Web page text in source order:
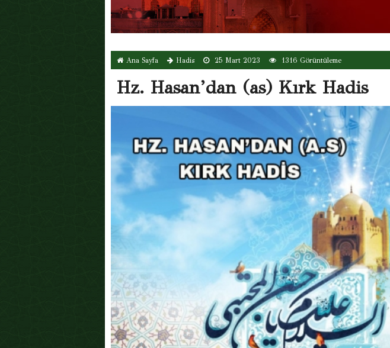
Ana Sayfa Hadis 25 Mart 2023 1316 Görüntüleme
Hz. Hasan’dan (as) Kırk Hadis